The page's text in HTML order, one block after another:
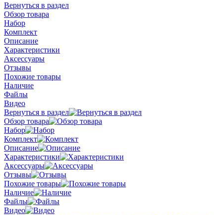
Вернуться в раздел
Обзор товара
Набор
Комплект
Описание
Характеристики
Аксессуары
Отзывы
Похожие товары
Наличие
Файлы
Видео
Вернуться в раздел
Обзор товара
Набор
Комплект
Описание
Характеристики
Аксессуары
Отзывы
Похожие товары
Наличие
Файлы
Видео